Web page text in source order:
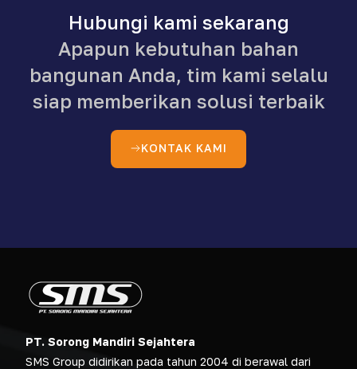
Hubungi kami sekarang
Apapun kebutuhan bahan
bangunan Anda, tim kami selalu
siap memberikan solusi terbaik
KONTAK KAMI
PT. Sorong Mandiri Sejahtera
SMS Group didirikan pada tahun 2004 di berawal dari